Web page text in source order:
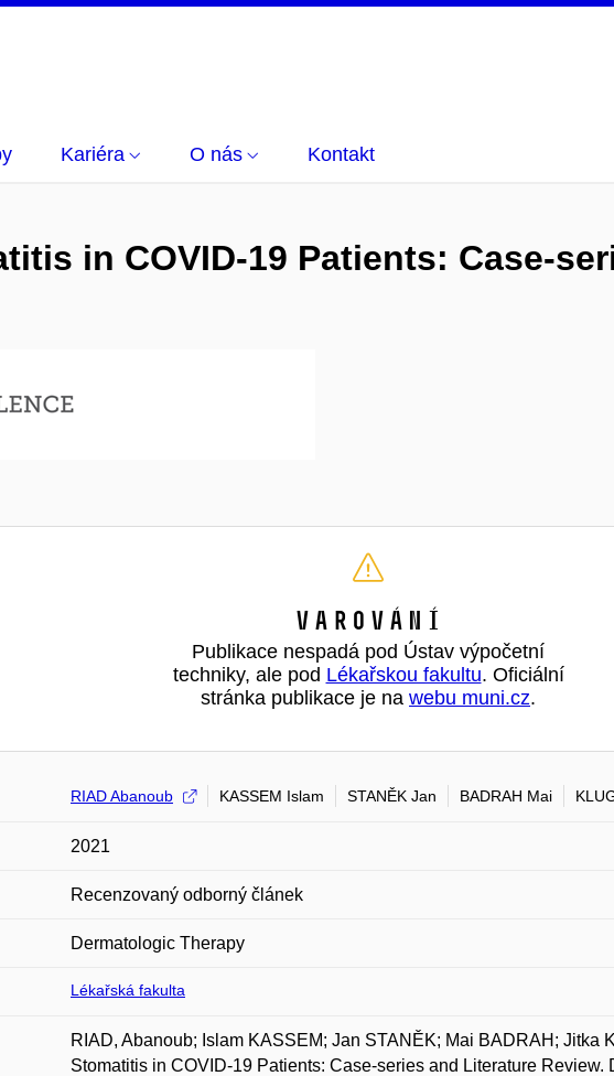
Kariéra O nás Kontakt
in COVID‐19 Patients:
Varování
Publikace nespadá pod Ústav výpočetní
techniky, ale pod Lékařskou fakultu. Oficiální
stránka publikace je na webu muni.cz.
RIAD Abanoub KASSEM Islam STANĚK Jan BADRAH Mai
2021
Recenzovaný odborný článek
Dermatologic Therapy
Lékařská fakulta
RIAD, Abanoub; Islam KASSEM; Jan STANĚK; Mai BADRAH; Jitka
Stomatitis in COVID‐19 Patients: Case‐series and Literature